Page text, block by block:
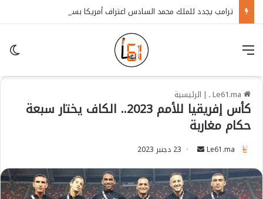
| الرئيسية
كأس إفريقيا للأمم 2023.. الكاف يختار سبعة
حكام مغاربة
Le61.ma
n
d
23 دجنبر 2023